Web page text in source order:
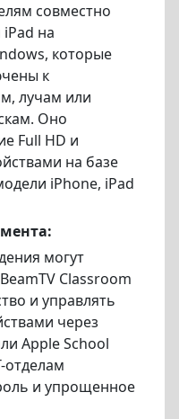
совместно
на
которые
к
лучам или
Оно
Full HD и
на базе
iPhone, iPad
могут
Classroom
и управлять
через
Apple School
отделам
и упрощенное